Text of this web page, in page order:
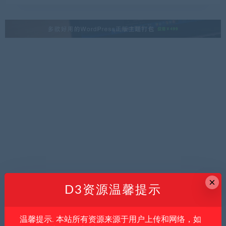
×
D3资源温馨提示
温馨提示. 本站所有资源来源于用户上传和网络，如